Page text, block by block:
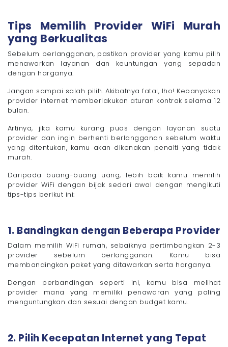
Tips Memilih Provider WiFi Murah
yang Berkualitas
Sebelum berlangganan, pastikan provider yang kamu pilih
menawarkan layanan dan keuntungan yang sepadan
dengan harganya.
Jangan sampai salah pilih. Akibatnya fatal, lho! Kebanyakan
provider internet memberlakukan aturan kontrak selama 12
bulan.
Artinya, jika kamu kurang puas dengan layanan suatu
provider dan ingin berhenti berlangganan sebelum waktu
yang ditentukan, kamu akan dikenakan penalti yang tidak
murah.
Daripada buang-buang uang, lebih baik kamu memilih
provider WiFi dengan bijak sedari awal dengan mengikuti
tips-tips berikut ini:
1. Bandingkan dengan Beberapa Provider
Dalam memilih WiFi rumah, sebaiknya pertimbangkan 2-3
provider sebelum berlangganan. Kamu bisa
membandingkan paket yang ditawarkan serta harganya.
Dengan perbandingan seperti ini, kamu bisa melihat
provider mana yang memiliki penawaran yang paling
menguntungkan dan sesuai dengan budget kamu.
2. Pilih Kecepatan Internet yang Tepat